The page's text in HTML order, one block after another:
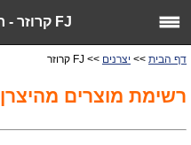
FJ קרוזר - רדימו RADIMO4X4 ...
דף הבית >> יצרנים >> FJ קרוזר
רשימת מוצרים מהיצרן